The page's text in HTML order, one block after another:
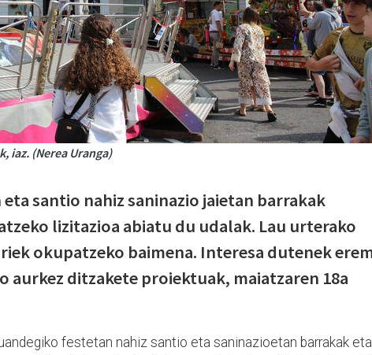
iaz. (Nerea Uranga)
santio nahiz saninazio jaietan barrakak
lizitazioa abiatu du udalak. Lau urterako
okupatzeko baimena. Interesa dutenek
aurkez ditzakete proiektuak, maiatzaren 18a
festetan nahiz santio eta saninazioetan barrakak eta